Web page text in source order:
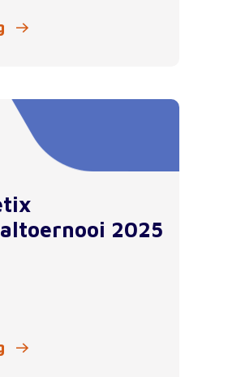
2025